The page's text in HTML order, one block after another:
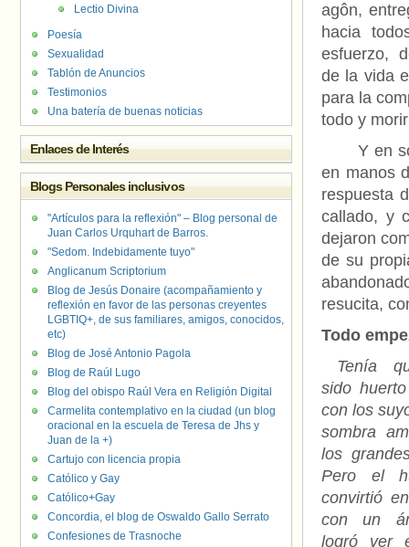
agôn,
hacia
esfuerzo,
de la vida
para la
todo y
Y en
en manos
respuesta
callado, y
dejaron
de su
resucita,
Todo
Tenía
sido
con los
sombra
los
Pero el
convirtió
con un
logró ver
Lectio Divina
Poesía
Sexualidad
Tablón de Anuncios
Testimonios
Una batería de buenas noticias
Enlaces de Interés
Blogs Personales inclusivos
"Artículos para la reflexión" – Blog personal de
Juan Carlos Urquhart de Barros.
"Sedom. Indebidamente tuyo"
Anglicanum Scriptorium
Blog de Jesús Donaire (acompañamiento y
reflexión en favor de las personas creyentes
LGBTIQ+, de sus familiares, amigos, conocidos,
etc)
Blog de José Antonio Pagola
Blog de Raúl Lugo
Blog del obispo Raúl Vera en Religión Digital
Carmelita contemplativo en la ciudad (un blog
oracional en la escuela de Teresa de Jhs y
Juan de la +)
Cartujo con licencia propia
Católico y Gay
Católico+Gay
Concordia, el blog de Oswaldo Gallo Serrato
Confesiones de Trasnoche